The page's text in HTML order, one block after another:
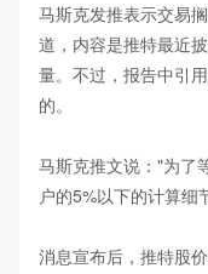
马斯克发推表示交易
道，内容是推特最近
量。不过，报告中引
的。
马斯克推文说："为了
户的5%以下的计算细
消息宣布后，推特股